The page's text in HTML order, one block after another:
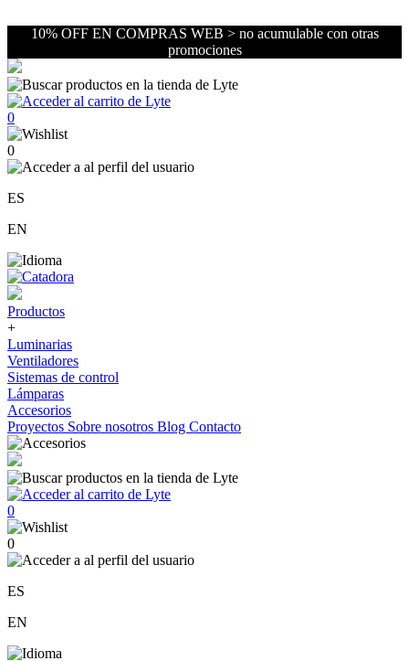
10% OFF EN COMPRAS WEB > no acumulable con otras
promociones
0
0
ES
EN
Productos
+
Luminarias
Ventiladores
Sistemas de control
Lámparas
Accesorios
Proyectos Sobre nosotros Blog Contacto
0
0
ES
EN